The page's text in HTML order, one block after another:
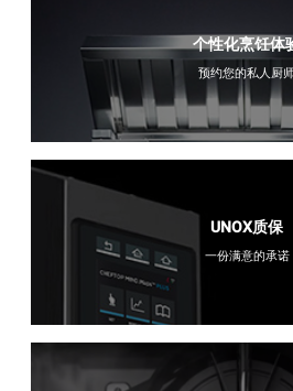
个性化烹饪体
预约您的私人厨
UNOX质保
一份满意的承诺